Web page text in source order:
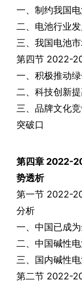
一、制约我国
二、电池行业
三、我国电池
第四节 2022-
一、积极推动
二、科技创新
三、品牌文化
突破口
第四章 2022-
势透析
第一节 2022-
分析
一、中国已成
二、中国碱性
三、国内碱性
第二节 2022-